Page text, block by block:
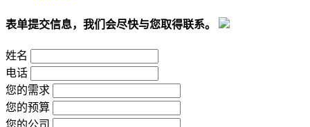
表单提交信息，我们会尽快与您取得联系。
姓名
电话
您的需求
您的预算
您的公司